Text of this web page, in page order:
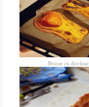
Briose cu